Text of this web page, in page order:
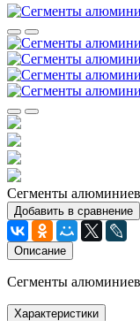
Сегменты
Добавить в сравнение
Описание
Сегменты
Характеристики